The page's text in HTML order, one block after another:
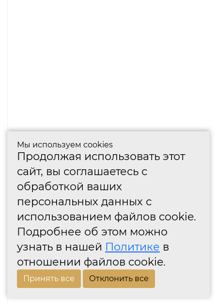
Мы используем cookies
Продолжая использовать этот
сайт, вы соглашаетесь с
обработкой ваших
персональных данных с
использованием файлов cookie.
Подробнее об этом можно
узнать в нашей Политике в
отношении файлов cookie.
Принять все Отклонить все